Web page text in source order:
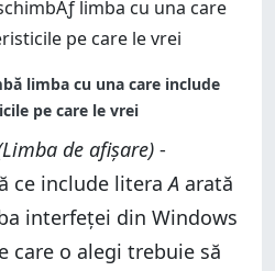
de afișare) -
ce include literaA arată
interfeței din Windows
care o alegi trebuie să